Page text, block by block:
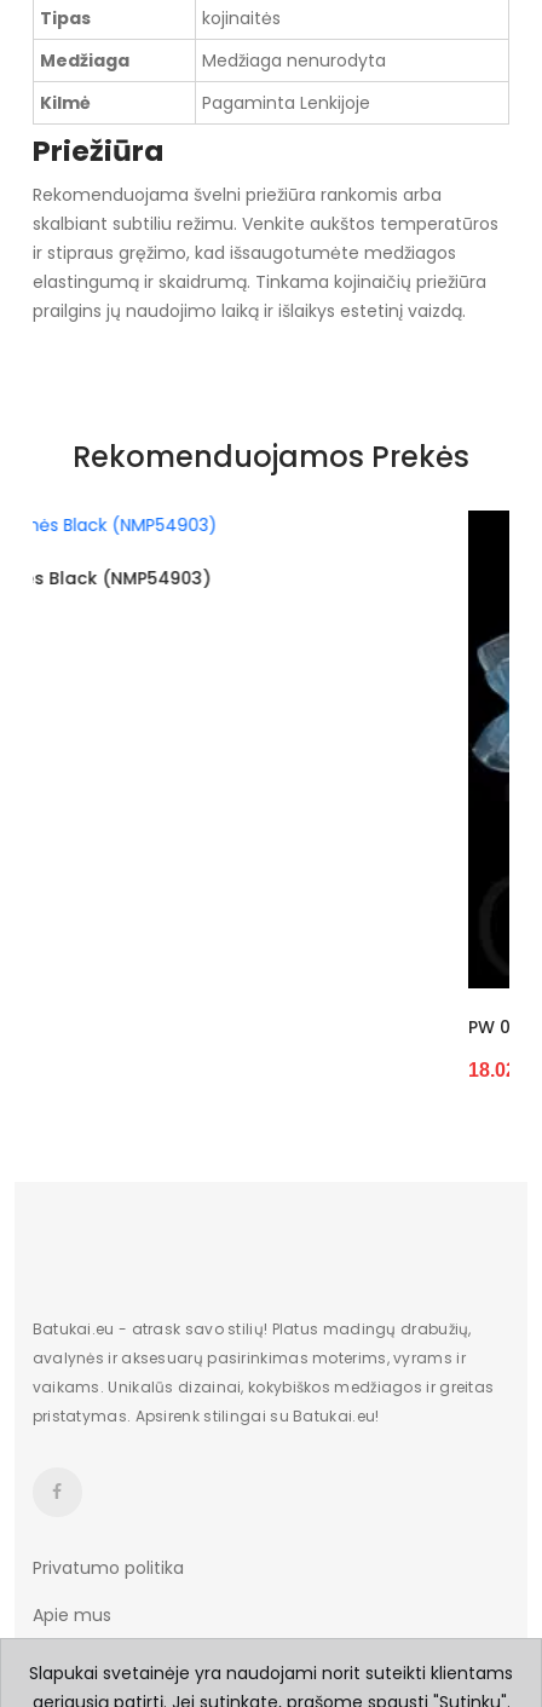
Tipas
kojinaitės
Medžiaga
Medžiaga nenurodyta
Kilmė
Pagaminta Lenkijoje
Priežiūra
Rekomenduojama švelni priežiūra rankomis arba
skalbiant subtiliu režimu. Venkite aukštos temperatūros
ir stipraus gręžimo, kad išsaugotumėte medžiagos
elastingumą ir skaidrumą. Tinkama kojinaičių priežiūra
prailgins jų naudojimo laiką ir išlaikys estetinį vaizdą.
Rekomenduojamos Prekės
PW 03 Monako Girlianda Auštant
Batukai.eu - atrask savo stilių! Platus madingų drabužių,
avalynės ir aksesuarų pasirinkimas moterims, vyrams ir
vaikams. Unikalūs dizainai, kokybiškos medžiagos ir greitas
pristatymas. Apsirenk stilingai su Batukai.eu!
Privatumo politika
Apie mus
Taisyklės ir sąlygos
Slapukai svetainėje yra naudojami norit suteikti klientams
geriausią patirtį. Jei sutinkate, prašome spausti "Sutinku".